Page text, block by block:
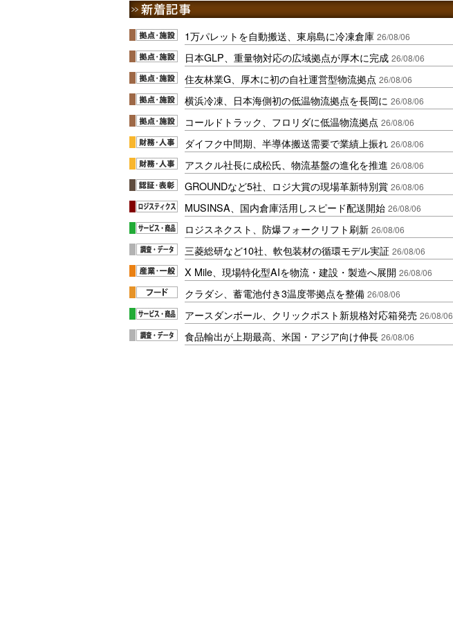
1万パレットを自動搬送、東扇島に冷凍倉庫 26/08/06
日本GLP、重量物対応の広域拠点が厚木に完成 26/08/06
住友林業G、厚木に初の自社運営型物流拠点 26/08/06
横浜冷凍、日本海側初の低温物流拠点を長岡に 26/08/06
コールドトラック、フロリダに低温物流拠点 26/08/06
ダイフク中間期、半導体搬送需要で業績上振れ 26/08/06
アスクル社長に成松氏、物流基盤の進化を推進 26/08/06
GROUNDなど5社、ロジ大賞の現場革新特別賞 26/08/06
MUSINSA、国内倉庫活用しスピード配送開始 26/08/06
ロジスネクスト、防爆フォークリフト刷新 26/08/06
三菱総研など10社、軟包装材の循環モデル実証 26/08/06
X Mile、現場特化型AIを物流・建設・製造へ展開 26/08/06
クラダシ、蓄電池付き3温度帯拠点を整備 26/08/06
アースダンボール、クリックポスト新規格対応箱発売 26/08/06
食品輸出が上期最高、米国・アジア向け伸長 26/08/06